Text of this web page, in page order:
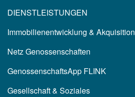
DIENSTLEISTUNGEN
Immobilienentwicklung & Akquisition
Netz Genossenschaften
GenossenschaftsApp FLINK
Gesellschaft & Soziales